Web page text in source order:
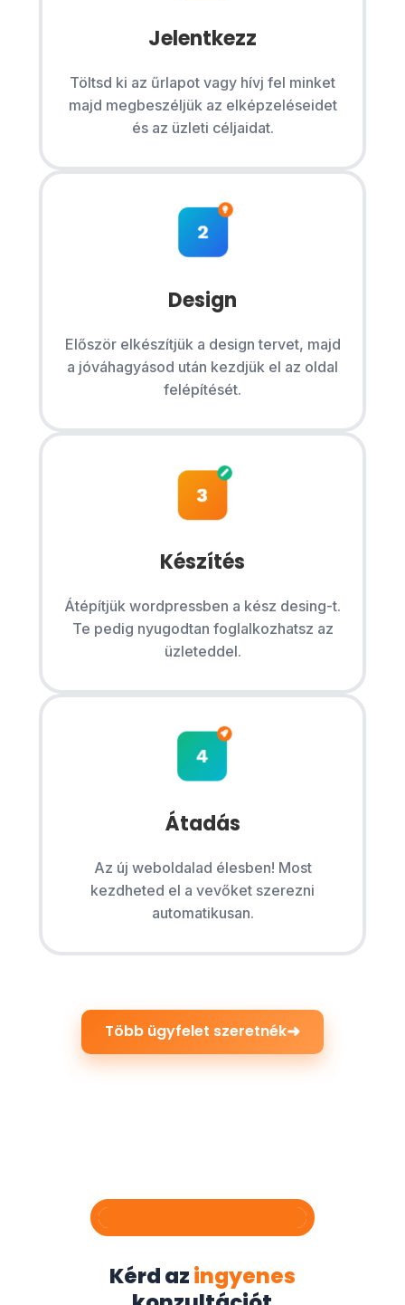
Jelentkezz
Töltsd ki az űrlapot vagy hívj fel minket
majd megbeszéljük az elképzeléseidet
és az üzleti céljaidat.
Design
Először elkészítjük a design tervet, majd
a jóváhagyásod után kezdjük el az oldal
felépítését.
Készítés
Átépítjük wordpressben a kész desing-t.
Te pedig nyugodtan foglalkozhatsz az
üzleteddel.
Átadás
Az új weboldalad élesben! Most
kezdheted el a vevőket szerezni
automatikusan.
Több ügyfelet szeretnék➜
Kérd azingyenes